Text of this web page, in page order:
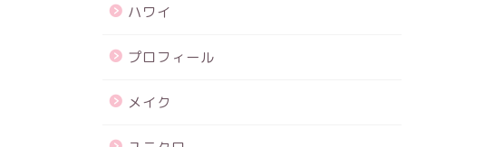
ハワイ
プロフィール
メイク